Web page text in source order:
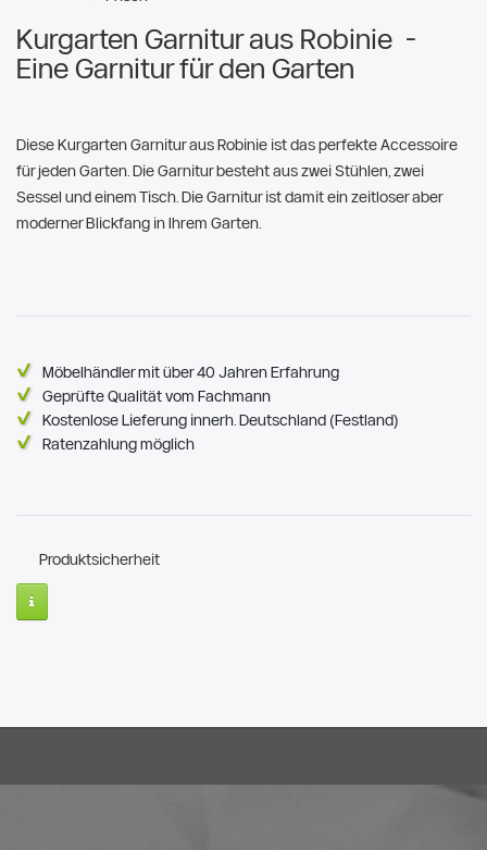
Kurgarten Garnitur aus Robinie -
Eine Garnitur für den Garten
Diese Kurgarten Garnitur aus Robinie ist das perfekte Accessoire
für jeden Garten. Die Garnitur besteht aus zwei Stühlen, zwei
Sessel und einem Tisch. Die Garnitur ist damit ein zeitloser aber
moderner Blickfang in Ihrem Garten.
Möbelhändler mit über 40 Jahren Erfahrung
Geprüfte Qualität vom Fachmann
Kostenlose Lieferung innerh. Deutschland (Festland)
Ratenzahlung möglich
Produktsicherheit